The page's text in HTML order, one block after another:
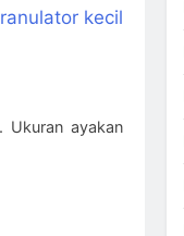
Ukuran ayakan